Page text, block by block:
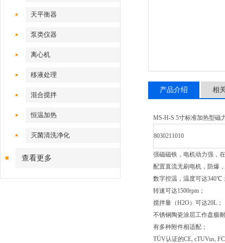
天平衡器
泵类仪器
离心机
移液处理
混合搅拌
恒温加热
灭菌清洗净化
查看更多
产品介绍 相
MS-H-S 5寸标准加热型磁
8030211010
强磁磁铁，电机动力强，
配置直流无刷电机，防爆
数字控温，温度可达340℃
转速可达1500rpm；
搅拌量（H2O）可达20L；
不锈钢陶瓷涂层工作盘极
有多种附件相适配；
TÜV认证的CE, cTUVus,